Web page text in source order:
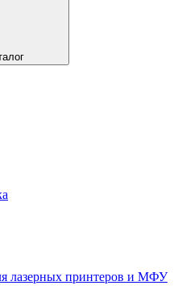
лазерных принтеров и МФУ